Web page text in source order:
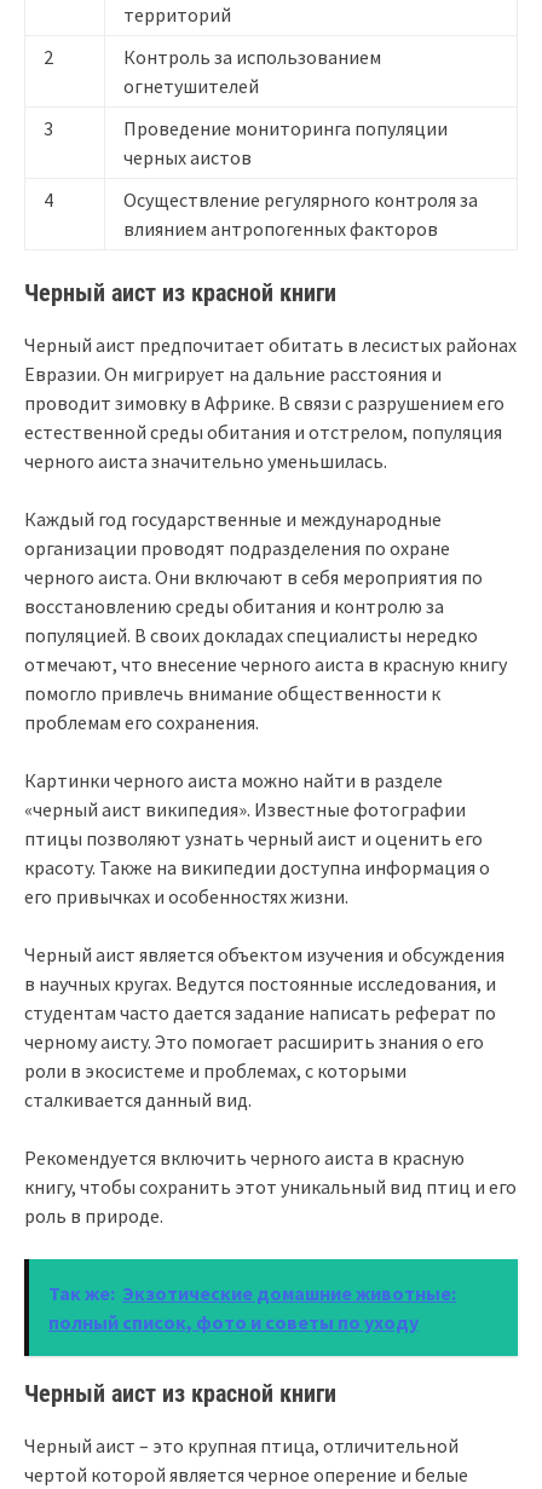
территорий
2
Контроль за использованием
огнетушителей
3
Проведение мониторинга популяции
черных аистов
4
Осуществление регулярного контроля за
влиянием антропогенных факторов
Черный аист из красной книги
Черный аист предпочитает обитать в лесистых районах
Евразии. Он мигрирует на дальние расстояния и
проводит зимовку в Африке. В связи с разрушением его
естественной среды обитания и отстрелом, популяция
черного аиста значительно уменьшилась.
Каждый год государственные и международные
организации проводят подразделения по охране
черного аиста. Они включают в себя мероприятия по
восстановлению среды обитания и контролю за
популяцией. В своих докладах специалисты нередко
отмечают, что внесение черного аиста в красную книгу
помогло привлечь внимание общественности к
проблемам его сохранения.
Картинки черного аиста можно найти в разделе
«черный аист википедия». Известные фотографии
птицы позволяют узнать черный аист и оценить его
красоту. Также на википедии доступна информация о
его привычках и особенностях жизни.
Черный аист является объектом изучения и обсуждения
в научных кругах. Ведутся постоянные исследования, и
студентам часто дается задание написать реферат по
черному аисту. Это помогает расширить знания о его
роли в экосистеме и проблемах, с которыми
сталкивается данный вид.
Рекомендуется включить черного аиста в красную
книгу, чтобы сохранить этот уникальный вид птиц и его
роль в природе.
Так же: Экзотические домашние животные:
полный список, фото и советы по уходу
Черный аист из красной книги
Черный аист – это крупная птица, отличительной
чертой которой является черное оперение и белые